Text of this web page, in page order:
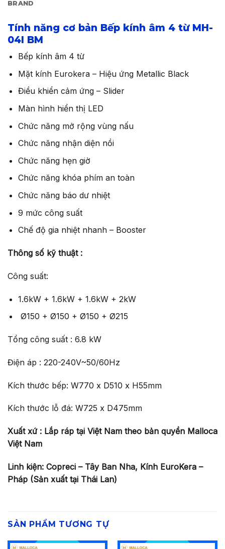
BRAND
Tính năng cơ bản Bếp kính âm 4 từ MH-
04I BM
Bếp kính âm 4 từ
Mặt kính Eurokera – Hiệu ứng Metallic Black
Điều khiển cảm ứng – Slider
Màn hình hiển thị LED
Chức năng mở rộng vùng nấu
Chức năng nhận diện nồi
Chức năng hẹn giờ
Chức năng khóa phím an toàn
Chức năng báo dư nhiệt
9 mức công suất
Chế độ gia nhiệt nhanh – Booster
Thông số kỹ thuật :
Công suất:
1.6kW + 1.6kW + 1.6kW + 2kW
Ø150 + Ø150 + Ø150 + Ø215
Tổng công suất : 6.8 kW
Điện áp : 220-240V~50/60Hz
Kích thước bếp: W770 x D510 x H55mm
Kích thước lỗ đá: W725 x D475mm
Xuất xứ : Lắp ráp tại Việt Nam theo bản quyền Malloca
Việt Nam
Linh kiện: Copreci – Tây Ban Nha, Kính EuroKera –
Pháp (Sản xuất tại Thái Lan)
SẢN PHẨM TƯƠNG TỰ